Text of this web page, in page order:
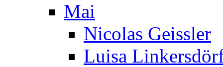
Mai
Nicolas Geissler
Luisa